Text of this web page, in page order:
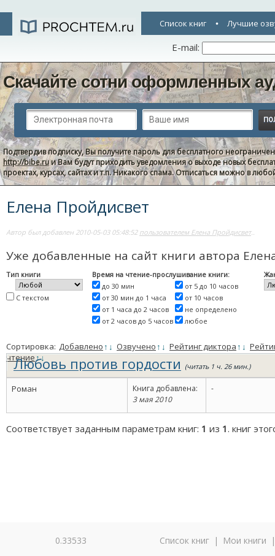
Список книг Лучшие
E-mail:
Скачайте сотни оформленных
Подтвердив подписку, Вы получите пароль для бесплатного
http://bibe.ruи Вам будут приходить уведомления о выходе новых
проектах, курсах, сайтах и т.п. Никакого спама. Отписаться можно в
Елена Пройдисвет
Автор был добавлен 2010-05-03 05:48:52 пользователем Елена Пройдисвет..
Уже добавленные на сайт книги автора
Тип книги
С текстом
Время на чтение-прослушивание книги:
до 30 мин
от 30 мин до 1 часа
от 1 часа до 2 часов
от 2 часов до 5 часов
от 5 до 10 часов
от 10 часов
не определено
любое
Сортировка: Добавлено↑ ↓ Озвучено↑ ↓ Рейтинг диктора↑ ↓
чтение↑↓
Любовь против гордости (читать 1 ч. 26 мин.)
Роман
Книга добавлена:
3 мая 2010
-
Соответствует заданным параметрам книг: 1 из 1. книг
0.33533 Список книг | Мои книги |